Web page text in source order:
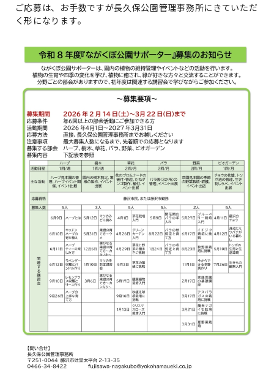
ご応募は、お手数ですが長久保公園管理事務所にきていただ
く形になります。